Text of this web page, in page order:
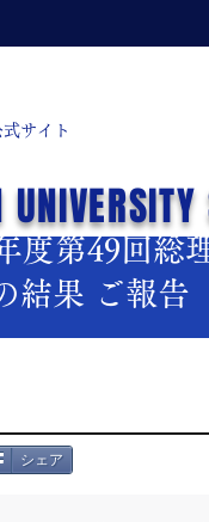
サイト
15日
度第49回総
結果 ご報告
シェア